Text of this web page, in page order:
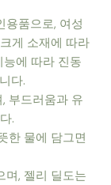
용품으로, 여성
게 소재에 따라
능에 따라 진동
다.
부드러움과 유
.
한 물에 담그면
며, 젤리 딜도는